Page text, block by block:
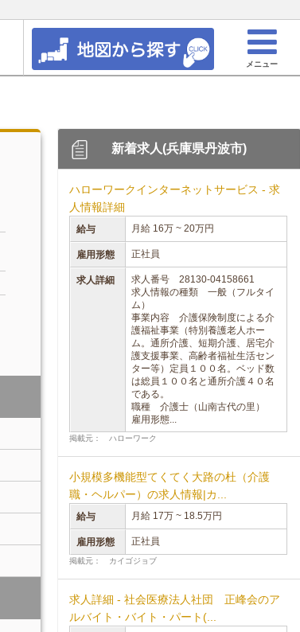
メニュー
新着求人(兵庫県丹波市)
ハローワークインターネットサービス - 求
人情報詳細
給与 月給 16万 ~ 20万円
雇用形態 正社員
求人詳細
求人番号 28130-04158661
求人情報の種類 一般（フルタイ
ム）
事業内容 介護保険制度による介
護福祉事業（特別養護老人ホー
ム。通所介護、短期介護、居宅介
護支援事業、高齢者福祉生活セン
ター等）定員１００名。ベッド数
は総員１００名と通所介護４０名
である。
職種 介護士（山南古代の里）
雇用形態...
掲載元： ハローワーク
小規模多機能型てくてく大路の杜（介護
職・ヘルパー）の求人情報|カ...
給与 月給 17万 ~ 18.5万円
雇用形態 正社員
掲載元： カイゴジョブ
求人詳細 - 社会医療法人社団 正峰会のア
ルバイト・バイト・パート(...